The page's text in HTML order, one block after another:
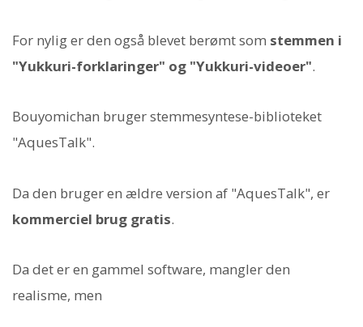
For nylig er den også blevet berømt som stemmen i
"Yukkuri-forklaringer" og "Yukkuri-videoer".
Bouyomichan bruger stemmesyntese-biblioteket
"AquesTalk".
Da den bruger en ældre version af "AquesTalk", er
kommerciel brug gratis.
Da det er en gammel software, mangler den
realisme, men